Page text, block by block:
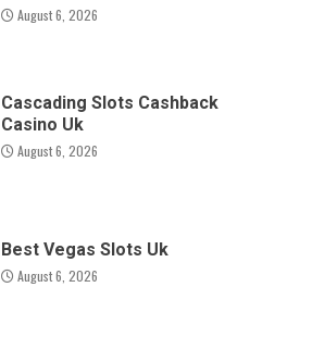
August 6, 2026
Cascading Slots Cashback
Casino Uk
August 6, 2026
Best Vegas Slots Uk
August 6, 2026